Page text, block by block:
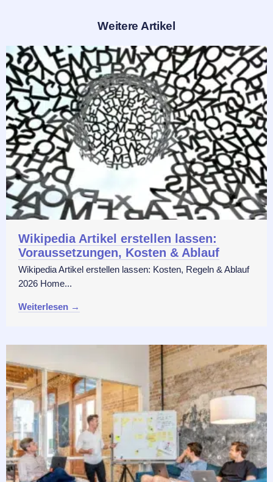
Weitere Artikel
Wikipedia Artikel erstellen lassen:
Voraussetzungen, Kosten & Ablauf
Wikipedia Artikel erstellen lassen: Kosten, Regeln & Ablauf
2026 Home...
Weiterlesen →